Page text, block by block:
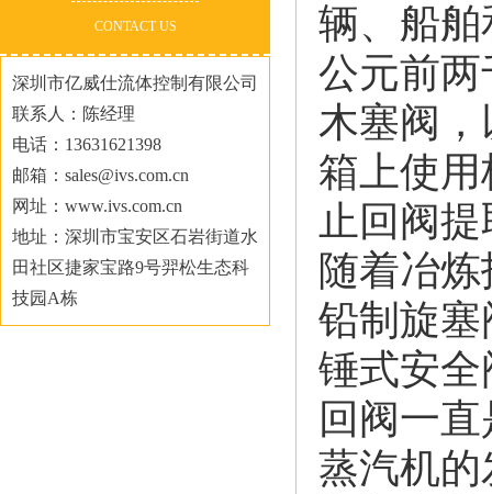
CONTACT US
深圳市亿威仕流体控制有限公司
联系人：陈经理
电话：13631621398
邮箱：sales@ivs.com.cn
网址：www.ivs.com.cn
地址：深圳市宝安区石岩街道水
田社区捷家宝路9号羿松生态科
技园A栋
辆、船
公元前
木塞阀
箱上使
止回阀
随着冶
铅制旋塞
锤式安全
回阀一
蒸汽机